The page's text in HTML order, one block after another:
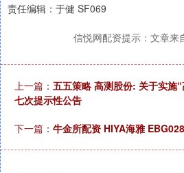
责任编辑：于健 SF069
信悦网配资提示：文章来
上一篇： 五五策略 高测股份: 关于实施
七次提示性公告
下一篇： 牛金所配资 HIYA海雅